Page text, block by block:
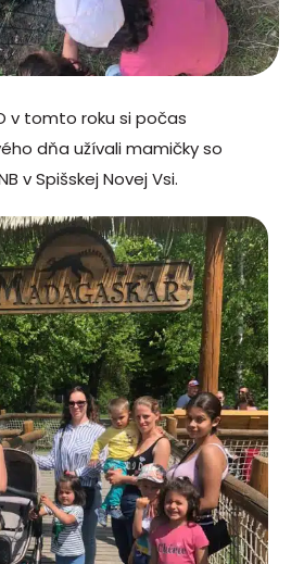
v tomto roku si počas
dňa užívali mamičky so
v Spišskej Novej Vsi.